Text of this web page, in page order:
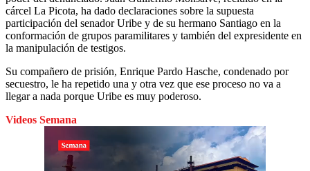
cárcel La Picota, ha dado declaraciones sobre la supuesta
participación del senador Uribe y de su hermano Santiago en la
conformación de grupos paramilitares y también del expresidente en
la manipulación de testigos.
Su compañero de prisión, Enrique Pardo Hasche, condenado por
secuestro, le ha repetido una y otra vez que ese proceso no va a
llegar a nada porque Uribe es muy poderoso.
Videos Semana